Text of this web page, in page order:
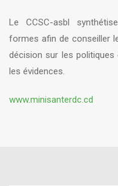
Le CCSC-asbl
formes afin de conseiller
décision sur les
les évidences.
www.minisanterdc.cd